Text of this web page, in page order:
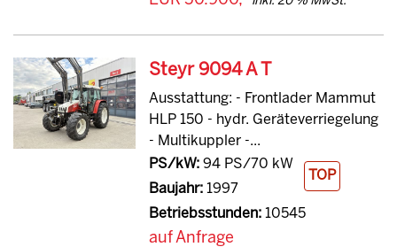
Steyr 9094 A T
Ausstattung: - Frontlader Mammut
HLP 150 - hydr. Geräteverriegelung
- Multikuppler -...
PS/kW:94 PS/70 kW
Baujahr:1997
Betriebsstunden:10545
TOP
auf Anfrage